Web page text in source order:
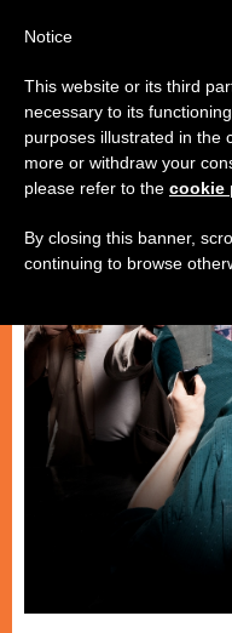
ARTE E CULTURA
Notice
This website or its third
necessary to its
purposes illustrated in the
more or withdraw your
please refer to the cookie
By closing this banner,
continuing to browse